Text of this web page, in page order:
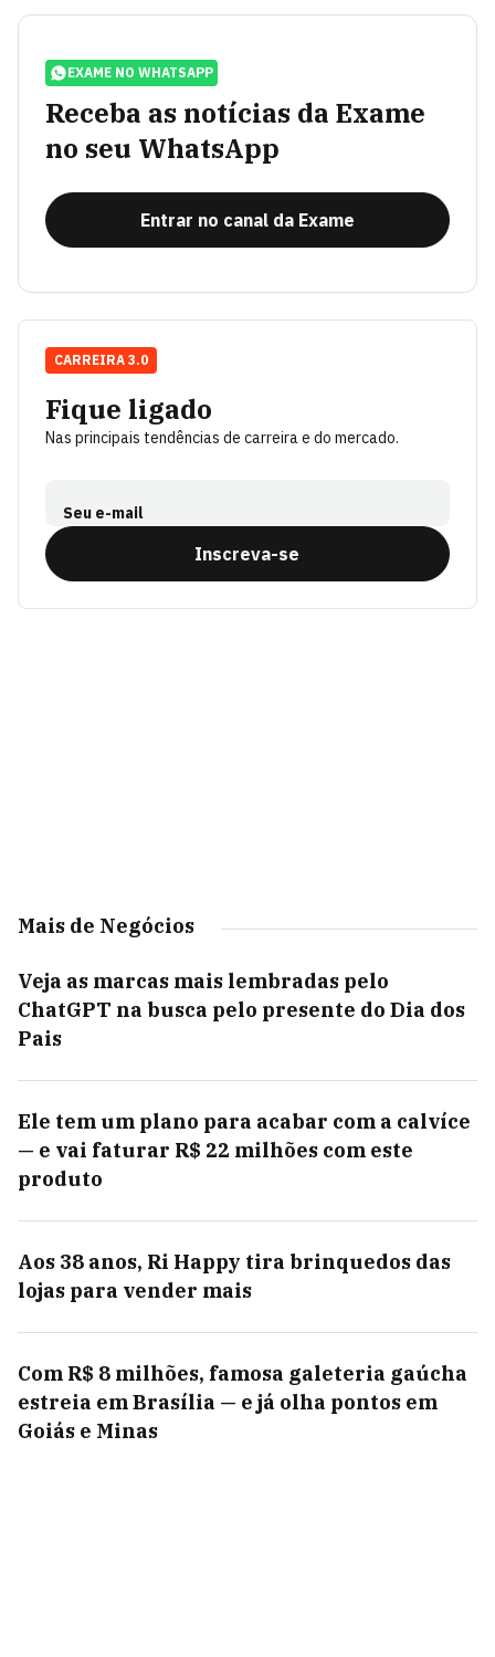
EXAME NO WHATSAPP
Receba as notícias da Exame
no seu WhatsApp
Entrar no canal da Exame
Fique ligado
Nas principais tendências de carreira e do mercado.
Seu e-mail
Inscreva-se
CARREIRA 3.0
Mais de Negócios
Veja as marcas mais lembradas pelo
ChatGPT na busca pelo presente do Dia dos
Pais
Ele tem um plano para acabar com a calvíce
— e vai faturar R$ 22 milhões com este
produto
Aos 38 anos, Ri Happy tira brinquedos das
lojas para vender mais
Com R$ 8 milhões, famosa galeteria gaúcha
estreia em Brasília — e já olha pontos em
Goiás e Minas